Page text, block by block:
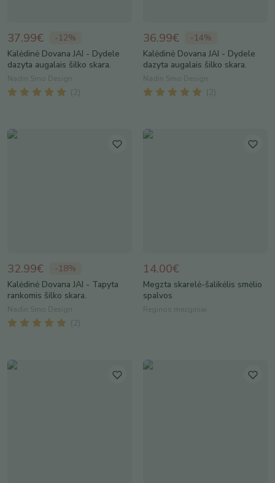
37.99€ -12%
Kalėdinė Dovana JAI - Dydele
dazyta augalais šilko skara.
Nadin Smo Design
( 2
36.99€ -14%
Kalėdinė Dovana JAI - Dydele
dazyta augalais šilko skara.
Nadin Smo Design
( 2
32.99€ -18%
Kalėdinė Dovana JAI - Tapyta
rankomis šilko skara.
Nadin Smo Design
( 2
14.00€
Megzta skarelė-šalikėlis smėlio
spalvos
Reginos mezginiai